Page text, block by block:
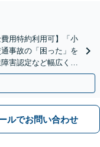
用特約利用可】「小
事故の「困った」を
害認定など幅広く
夜間相談可】
ルでお問い合わせ